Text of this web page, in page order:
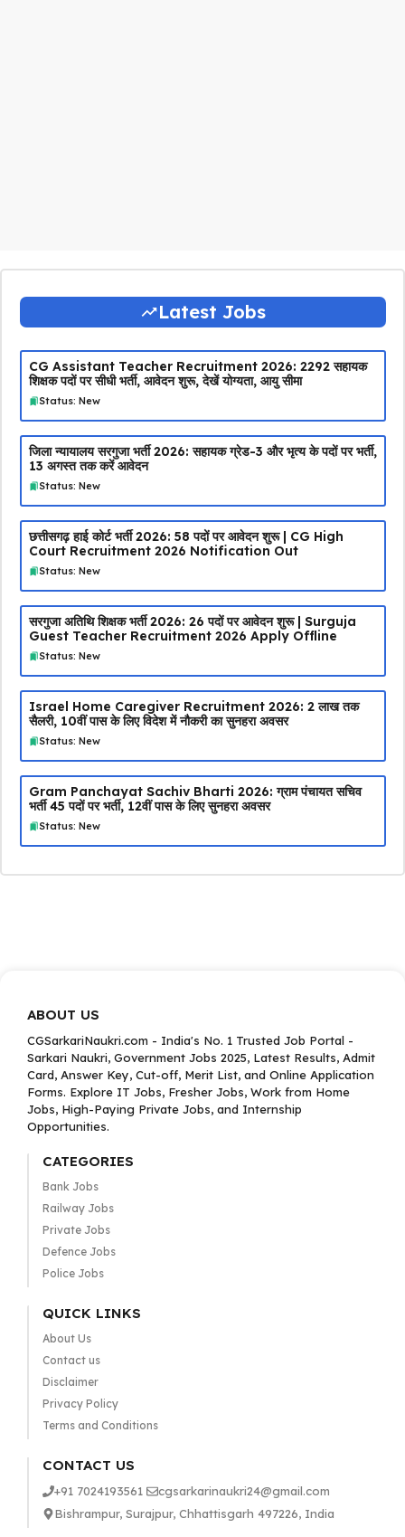
Latest Jobs
CG Assistant Teacher Recruitment 2026: 2292 सहायक
शिक्षक पदों पर सीधी भर्ती, आवेदन शुरू, देखें योग्यता, आयु सीमा
Status: New
जिला न्यायालय सरगुजा भर्ती 2026: सहायक ग्रेड-3 और भृत्य के पदों पर भर्ती,
13 अगस्त तक करें आवेदन
Status: New
छत्तीसगढ़ हाई कोर्ट भर्ती 2026: 58 पदों पर आवेदन शुरू | CG High
Court Recruitment 2026 Notification Out
Status: New
सरगुजा अतिथि शिक्षक भर्ती 2026: 26 पदों पर आवेदन शुरू | Surguja
Guest Teacher Recruitment 2026 Apply Offline
Status: New
Israel Home Caregiver Recruitment 2026: ₹2 लाख तक
सैलरी, 10वीं पास के लिए विदेश में नौकरी का सुनहरा अवसर
Status: New
Gram Panchayat Sachiv Bharti 2026: ग्राम पंचायत सचिव
भर्ती 45 पदों पर भर्ती, 12वीं पास के लिए सुनहरा अवसर
Status: New
ABOUT US
CGSarkariNaukri.com - India's No. 1 Trusted Job Portal -
Sarkari Naukri, Government Jobs 2025, Latest Results, Admit
Card, Answer Key, Cut-off, Merit List, and Online Application
Forms. Explore IT Jobs, Fresher Jobs, Work from Home
Jobs, High-Paying Private Jobs, and Internship
Opportunities.
CATEGORIES
Bank Jobs
Railway Jobs
Private Jobs
Defence Jobs
Police Jobs
QUICK LINKS
About Us
Contact us
Disclaimer
Privacy Policy
Terms and Conditions
CONTACT US
+91 7024193561
cgsarkarinaukri24@gmail.com
Bishrampur, Surajpur, Chhattisgarh 497226, India